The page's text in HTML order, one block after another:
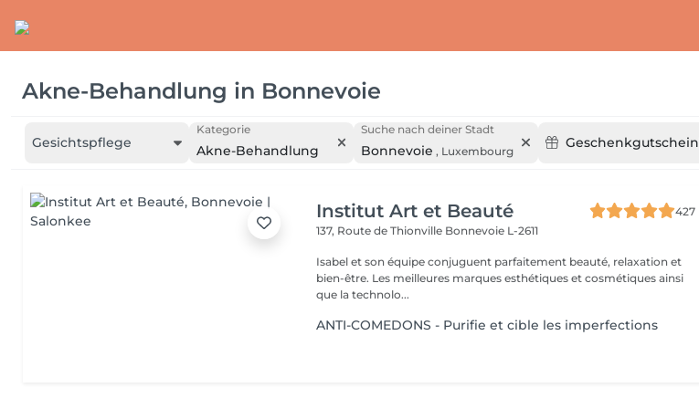
Akne-Behandlung in Bonnevoie
Gesichtspflege
Kategorie
Akne-Behandlung
Suche nach deiner Stadt
Bonnevoie , Luxembourg
Geschenkgutschein
Institut Art et Beauté
427
137, Route de Thionville Bonnevoie L-2611
Isabel et son équipe conjuguent parfaitement beauté, relaxation et
bien-être. Les meilleures marques esthétiques et cosmétiques ainsi
que la technolo...
ANTI-COMEDONS - Purifie et cible les imperfections